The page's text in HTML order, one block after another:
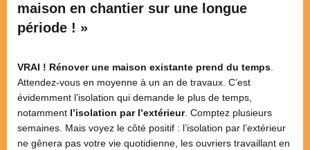
maison en chantier sur une longue
période ! »
VRAI ! Rénover une maison existante prend du temps.
Attendez-vous en moyenne à un an de travaux. C’est
évidemment l’isolation qui demande le plus de temps,
notamment l’isolation par l’extérieur. Comptez plusieurs
semaines. Mais voyez le côté positif : l’isolation par l’extérieur
ne gênera pas votre vie quotidienne, les ouvriers travaillant en